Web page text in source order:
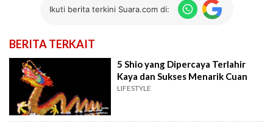
Ikuti berita terkini Suara.com di:
BERITA TERKAIT
5 Shio yang Dipercaya Terlahir
Kaya dan Sukses Menarik Cuan
LIFESTYLE